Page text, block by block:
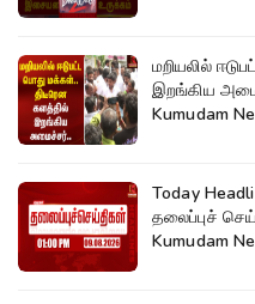
மறியலில்
இறங்கிய
Kumudam
Today
தலைப்புச்
Kumudam